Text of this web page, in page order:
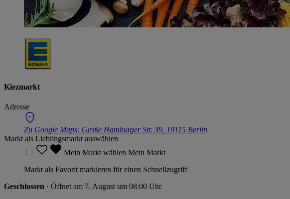
Kiezmarkt
Adresse
Zu Google Maps: Große Hamburger Str. 39, 10115 Berlin
Markt als Lieblingsmarkt auswählen
Mein Markt wählen Mein Markt
Markt als Favorit markieren für einen Schnellzugriff
Geschlossen · Öffnet am 7. August um 08:00 Uhr